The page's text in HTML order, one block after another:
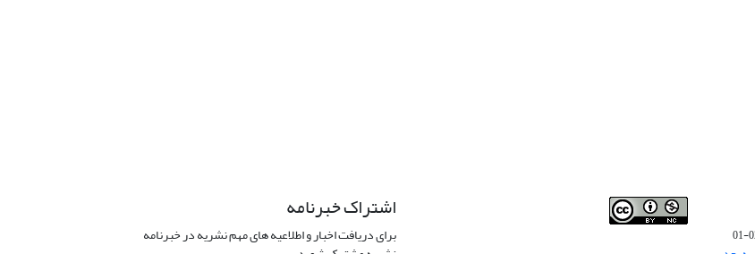
اشتراک خبرنامه
برای دریافت اخبار و اطلاعیه های مهم نشریه در خبرنامه